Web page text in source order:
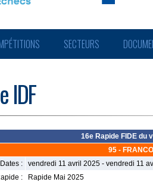
SECTEURS
IDF
16e Rapide FIDE du
95 -
Dates :
vendredi 11 avril 2025 - vendredi 11
:
Rapide Mai 2025